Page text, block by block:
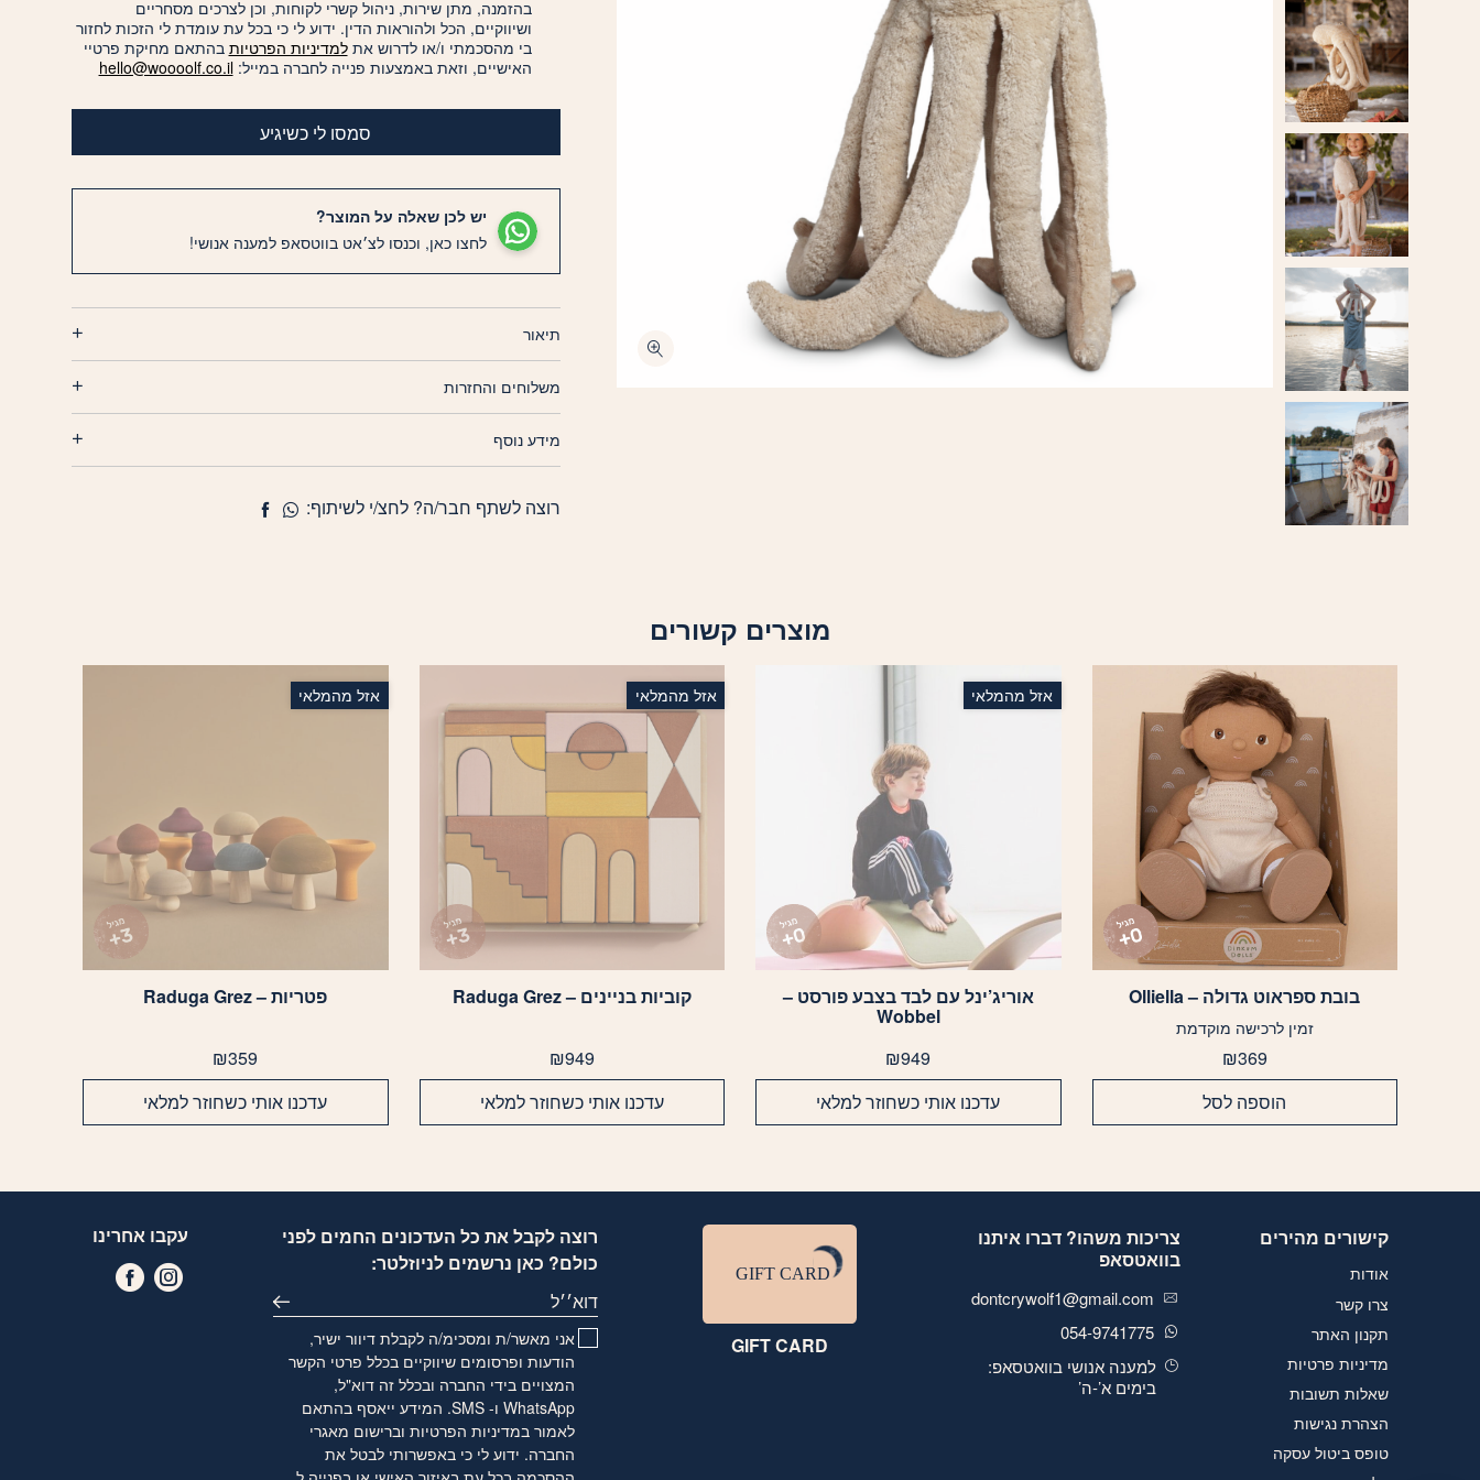
בהזמנה, מתן שירות, ניהול קשרי לקוחות, וכן לצרכים מסחריים
ושיווקיים, הכל ולהוראות הדין. ידוע לי כי בכל עת עומדת לי הזכות לחזור
בי מהסכמתי ו/או לדרוש אתלמדיניות הפרטיות בהתאם מחיקת פרטיי
האישיים, וזאת באמצעות פנייה לחברה במייל:hello@woooolf.co.il
סמסו לי כשיגיע
יש לכן שאלה על המוצר?
לחצו כאן, וכנסו לצ׳אט בווטסאפ למענה אנושי!
תיאור
משלוחים והחזרות
מידע נוסף
רוצה לשתף חבר/ה? לחצ/י לשיתוף:
מוצרים קשורים
בובת ספראוט גדולה – Olliella
זמין לרכישה מוקדמת
₪369
הוספה לסל
אזל מהמלאי
אוריג’ינל עם לבד בצבע פורסט –
Wobbel
₪949
עדכנו אותי כשחוזר למלאי
אזל מהמלאי
קוביות בניינים – Raduga Grez
₪949
עדכנו אותי כשחוזר למלאי
אזל מהמלאי
פטריות – Raduga Grez
₪359
עדכנו אותי כשחוזר למלאי
רוצה לקבל את כל העדכונים החמים לפני
כולם? כאן נרשמים לניוזלטר:
דוא׳׳ל
אני מאשר/ת ומסכימ/ה לקבלת דיוור ישיר,
הודעות ופרסומים שיווקיים בכלל פרטי הקשר
המצויים בידי החברה ובכלל זה דוא"ל,
WhatsApp ו- SMS. המידע ייאסף בהתאם
לאמורבמדיניות הפרטיות וברישום מאגרי
החברה. ידוע לי כי באפשרותי לבטל את
קישורים מהירים
אודות
צרו קשר
תקנון האתר
מדיניות פרטיות
שאלות תשובות
הצהרת נגישות
טופס ביטול עסקה
צריכות משהו? דברו איתנו
בוואטסאפ
dontcrywolf1@gmail.com
054-9741775
למענה אנושי בוואטסאפ:
בימים א’-ה’
עקבו אחרינו
GIFT CARD